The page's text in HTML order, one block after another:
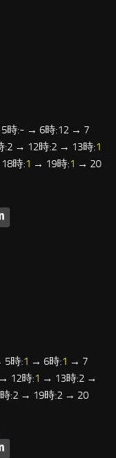
時:- → 6時:12 → 7
→ 12時:2 → 13時:1
時:1 → 19時:1 → 20
5時:1 → 6時:1 → 7
→ 12時:1 → 13時:2 →
:2 → 19時:2 → 20